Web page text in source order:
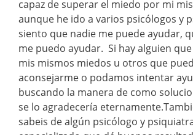
capaz de superar el miedo por mi
aunque he ido a varios psicólogos y
siento que nadie me puede ayudar,
me puedo ayudar. Si hay alguien
mis mismos miedos u otros que
aconsejarme o podamos intentar
buscando la manera de como
se lo agradecería
sabeis de algún psicólogo y